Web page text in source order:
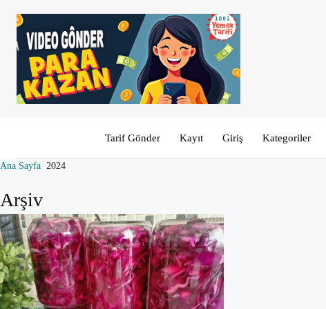
Tarif Gönder Kayıt Giriş Kategoriler
Ana Sayfa 2024
Arşiv